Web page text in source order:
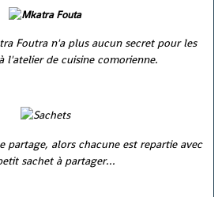
Foutra n'a plus aucun secret pour les
l'atelier de cuisine comorienne.
partage, alors chacune est repartie avec
sachet à partager...